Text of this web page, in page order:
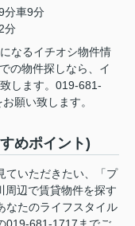
分車9分
分
なるイチオシ物件情
の物件探しなら、イ
します。019-681-
願い致します。
めポイント)
ていただきたい、「プ
周辺で賃貸物件を探す
なたのライフスタイル